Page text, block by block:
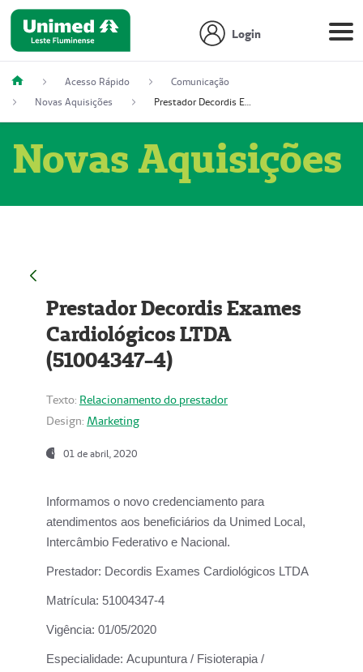
Login
Acesso Rápido
Comunicação
Novas Aquisições
Prestador Decordis Exames Cardiológicos LTDA (51004347-4)
Novas Aquisições
Prestador Decordis Exames
Cardiológicos LTDA
(51004347-4)
Texto: Relacionamento do prestador
Design: Marketing
01 de abril, 2020
Informamos o novo credenciamento para
atendimentos aos beneficiários da Unimed Local,
Intercâmbio Federativo e Nacional.
Prestador: Decordis Exames Cardiológicos LTDA
Matrícula: 51004347-4
Vigência: 01/05/2020
Especialidade: Acupuntura / Fisioterapia /